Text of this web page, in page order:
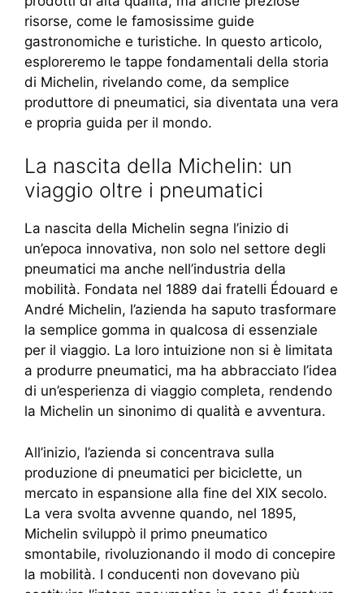
risorse, come le famosissime guide
gastronomiche e turistiche. In questo articolo,
esploreremo le tappe fondamentali della storia
di Michelin, rivelando come, da semplice
produttore di pneumatici, sia diventata una vera
e propria guida per il mondo.
La nascita della Michelin: un
viaggio oltre i pneumatici
La nascita della Michelin segna l’inizio di
un’epoca innovativa, non solo nel settore degli
pneumatici ma anche nell’industria della
mobilità. Fondata nel 1889 dai fratelli Édouard e
André Michelin, l’azienda ha saputo trasformare
la semplice gomma in qualcosa di essenziale
per il viaggio. La loro intuizione non si è limitata
a produrre pneumatici, ma ha abbracciato l’idea
di un’esperienza di viaggio completa, rendendo
la Michelin un sinonimo di qualità e avventura.
All’inizio, l’azienda si concentrava sulla
produzione di pneumatici per biciclette, un
mercato in espansione alla fine del XIX secolo.
La vera svolta avvenne quando, nel 1895,
Michelin sviluppò il primo pneumatico
smontabile, rivoluzionando il modo di concepire
la mobilità. I conducenti non dovevano più